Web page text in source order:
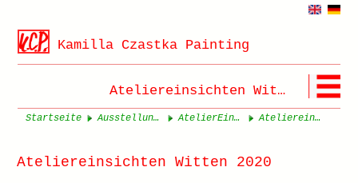
Kamilla Czastka Painting
Ateliereinsichten Witten 2020
Startseite Ausstellungen Seite 1 AtelierEinsichten 2020 Ateliereinsichten Witten 2020
Ateliereinsichten Witten 2020